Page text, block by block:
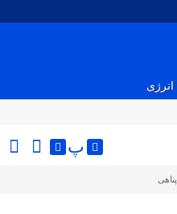
انرژی
پ
پناهی